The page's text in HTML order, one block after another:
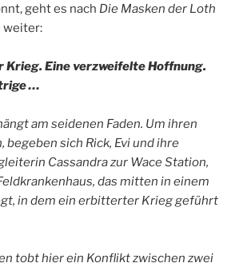
geht es nach Die Masken der Loth
weiter:
Krieg. Eine verzweifelte Hoffnung.
…
am seidenen Faden. Um ihren
begeben sich Rick, Evi und ihre
Cassandra zur Wace Station,
das mitten in einem
in dem ein erbitterter Krieg geführt
tobt hier ein Konflikt zwischen zwei